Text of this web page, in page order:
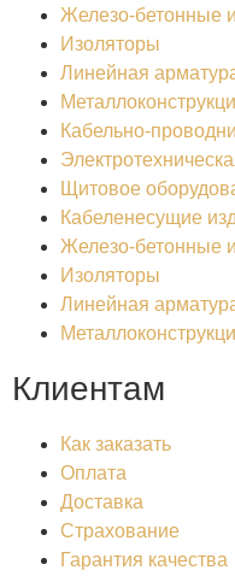
Железо-бетонные
Изоляторы
Линейная
Кабельно-
Щитовое
Кабеленесущие
Железо-бетонные
Изоляторы
Линейная
Клиентам
Как заказать
Оплата
Доставка
Страхование
Гарантия качества